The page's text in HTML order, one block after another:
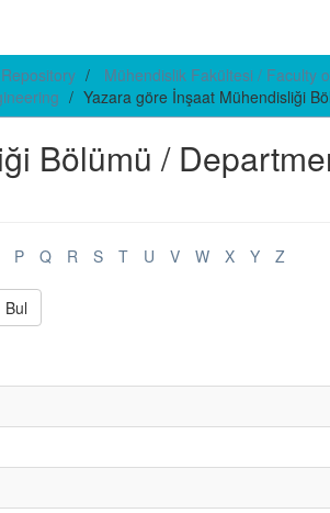
Mühendislik Fakültesi / Faculty
Yazara göre İnşaat Mühendisliği
Bölümü /
P Q R S T U V W X Y Z
Bul